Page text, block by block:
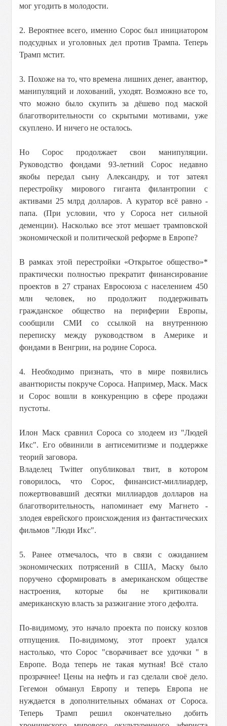
мог угодить в молодости.
2. Вероятнее всего, именно Сорос был инициатором
подсудных и уголовных дел против Трампа. Теперь
Трамп мстит.
3. Похоже на то, что времена лишних денег, авантюр,
манипуляций и лохований, уходят. Возможно все то,
что можно было скупить за дёшево под маской
благотворительности со скрытыми мотивами, уже
скуплено. И ничего не осталось.
Но Сорос продолжает свои манипуляции.
Руководство фондами 93-летний Сорос недавно
якобы передал сыну Александру, и тот затеял
перестройку мирового гиганта филантропии с
активами 25 млрд долларов. А куратор всё равно -
папа. (При условии, что у Сороса нет сильной
деменции). Насколько все этот мешает трамповской
экономической и политической реформе в Европе?
В рамках этой перестройки «Открытое общество»*
практически полностью прекратит финансирование
проектов в 27 странах Евросоюза с населением 450
млн человек, но продолжит поддерживать
гражданское общество на периферии Европы,
сообщили СМИ со ссылкой на внутреннюю
переписку между руководством в Америке и
фондами в Венгрии, на родине Сороса.
4. Необходимо признать, что в мире появились
авантюристы покруче Сороса. Например, Маск. Маск
и Сорос вошли в конкуренцию в сфере продажи
пустоты.
Илон Маск сравнил Сороса со злодеем из "Людей
Икс". Его обвинили в антисемитизме и поддержке
теорий заговора.
Владелец Twitter опубликовал твит, в котором
говорилось, что Сорос, финансист-миллиардер,
пожертвовавший десятки миллиардов долларов на
благотворительность, напоминает ему Магнето -
злодея еврейского происхождения из фантастических
фильмов "Люди Икс".
5. Ранее отмечалось, что в связи с ожиданием
экономических потрясений в США, Маску было
поручено сформировать в американском обществе
настроения, которые бы не критиковали
американскую власть за разжигание этого дефолта.
По-видимому, это начало проекта по поиску козлов
отпущения. По-видимому, этот проект удался
настолько, что Сорос "сворачивает все удочки " в
Европе. Вода теперь не такая мутная! Всё стало
прозрачнее! Цены на нефть и газ сделали своё дело.
Гегемон обманул Европу и теперь Европа не
нуждается в дополнительных обманах от Сороса.
Теперь Трамп решил окончательно добить